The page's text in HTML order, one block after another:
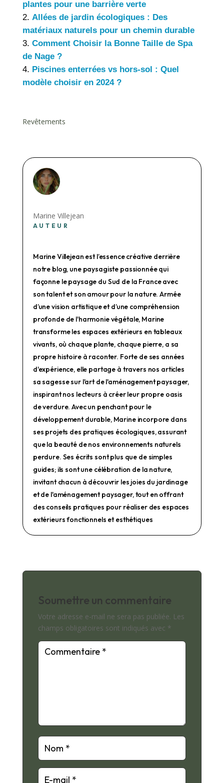
plantes pour une barrière verte
Allées de jardin écologiques : Des
matériaux naturels pour un chemin durable
Comment Choisir la Bonne Taille de Spa
de Nage ?
Piscines enterrées vs hors-sol : Quel
modèle choisir en 2024 ?
Revêtements
Marine Villejean
AUTEUR
Marine Villejean est l’essence créative derrière
notre blog, une paysagiste passionnée qui
façonne le paysage du Sud de la France avec
son talent et son amour pour la nature. Armée
d’une vision artistique et d’une compréhension
profonde de l'harmonie végétale, Marine
transforme les espaces extérieurs en tableaux
vivants, où chaque plante, chaque pierre, a sa
propre histoire à raconter. Forte de ses années
d'expérience, elle partage à travers nos articles
sa sagesse sur l'art de l'aménagement paysager,
inspirant nos lecteurs à créer leur propre oasis
de verdure. Avec un penchant pour le
développement durable, Marine incorpore dans
ses projets des pratiques écologiques, assurant
que la beauté de nos environnements naturels
perdure. Ses écrits sont plus que de simples
guides; ils sont une célébration de la nature,
invitant chacun à découvrir les joies du jardinage
et de l'aménagement paysager, tout en offrant
des conseils pratiques pour réaliser des espaces
extérieurs fonctionnels et esthétiques
Soumettre un commentaire
Votre adresse e-mail ne sera pas publiée. Les
champs obligatoires sont indiqués avec *